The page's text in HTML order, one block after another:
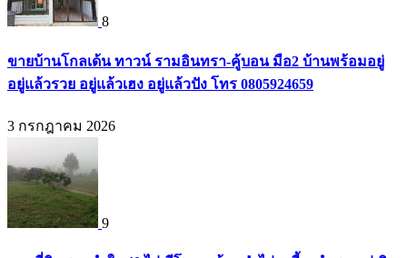
8
ขายบ้านโกลเด้น ทาวน์ รามอินทรา-คู้บอน มือ2 บ้านพร้อมอยู่
อยู่แล้วรวย อยู่แล้วเฮง อยู่แล้วปัง โทร 0805924659
3 กรกฎาคม 2026
9